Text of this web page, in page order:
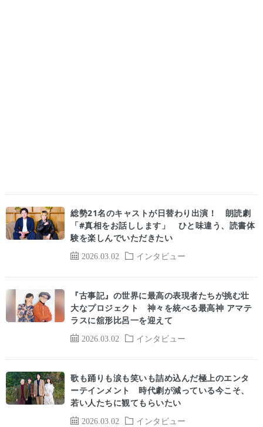
2026.03.02 インタビュー
総勢21名のキャストが日替わり出演！ 朗読劇
「#真相をお話しします」 ひと味違う、読書体
験を楽しんでいただきたい
2026.03.02 インタビュー
『古事記』の世界に最高の表現者たちが挑む壮
大なプロジェクト 神々を統べる最高神 アマテ
ラスに舘形比呂一を迎えて
2026.03.02 インタビュー
歌も踊りも涙も笑いも詰め込んだ極上のエンタ
ーテインメント 時代劇が減っている今こそ、
若い人たちに観てもらいたい